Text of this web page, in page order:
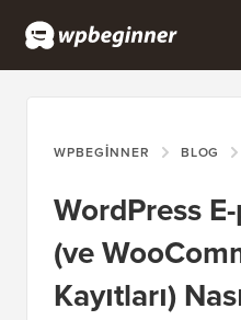
WPBEGINNER BLOG
WordPress
(ve
Kayıtları)